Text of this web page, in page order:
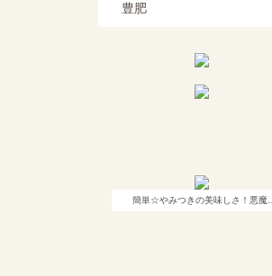
豊肥
簡単☆やみつきの美味しさ！悪魔…